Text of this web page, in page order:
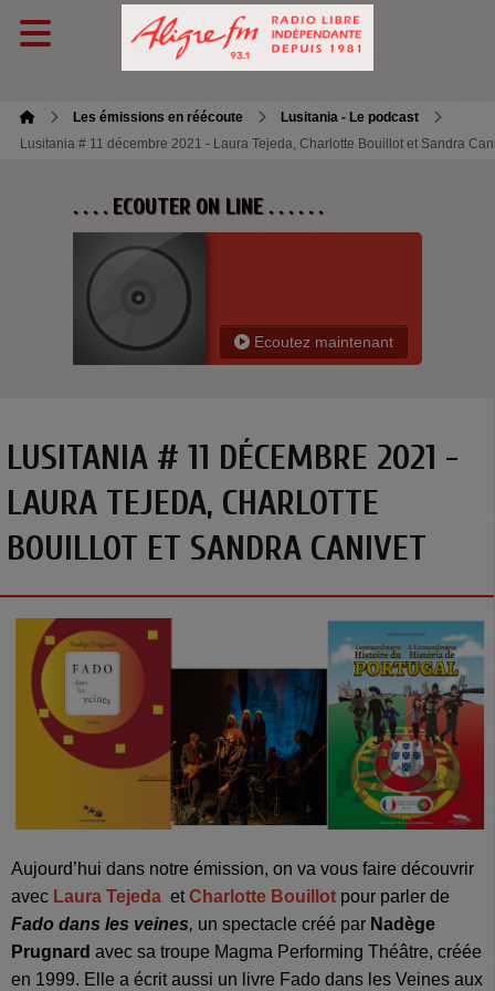
Les émissions en réécoute
Lusitania - Le podcast
Lusitania # 11 décembre 2021 - Laura Tejeda, Charlotte Bouillot et Sandra
. . . . ECOUTER ON LINE . . . . . .
Ecoutez maintenant
LUSITANIA # 11 DÉCEMBRE 2021 -
LAURA TEJEDA, CHARLOTTE
BOUILLOT ET SANDRA CANIVET
Aujourd’hui dans notre émission, on va vous faire découvrir
avec Laura Tejeda etCharlotte Bouillot pour parler de
Fado dans les veines, un spectacle créé par Nadège
Prugnard avec sa troupe Magma Performing Théâtre, créée
en 1999. Elle a écrit aussi un livre Fado dans les Veines aux